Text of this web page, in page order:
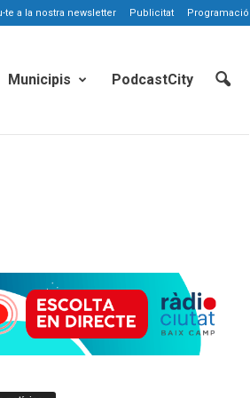
te a la nostra newsletter Publicitat Programació
Municipis PodcastCity